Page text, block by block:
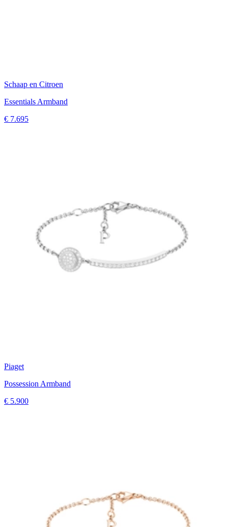
Schaap en Citroen
Essentials Armband
€ 7.695
Piaget
Possession Armband
€ 5.900